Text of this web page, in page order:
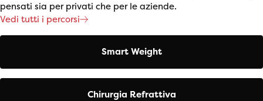
pensati sia per privati che per le aziende.
Vedi tutti i percorsi
Smart Weight
Chirurgia Refrattiva